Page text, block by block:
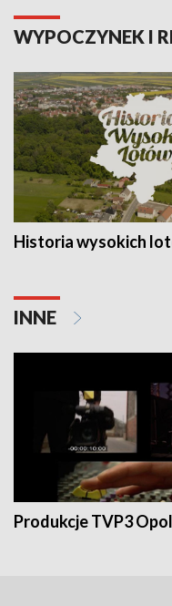
WYPOCZYNEK I
Historia wysokich
INNE
Produkcje TVP3